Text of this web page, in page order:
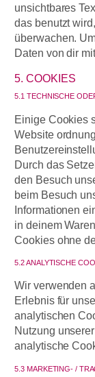
unsichtbares
das benutzt
überwachen.
Daten von dir
5. COOKIES
5.1 TECHNISCHE
Einige Cookies
Website
Durch das
den Besuch
beim Besuch
Informationen
in deinem
Cookies ohne
5.2 ANALYTISCHE
Wir verwenden
Erlebnis für
analytischen
Nutzung
analytische
5.3 MARKETING- /